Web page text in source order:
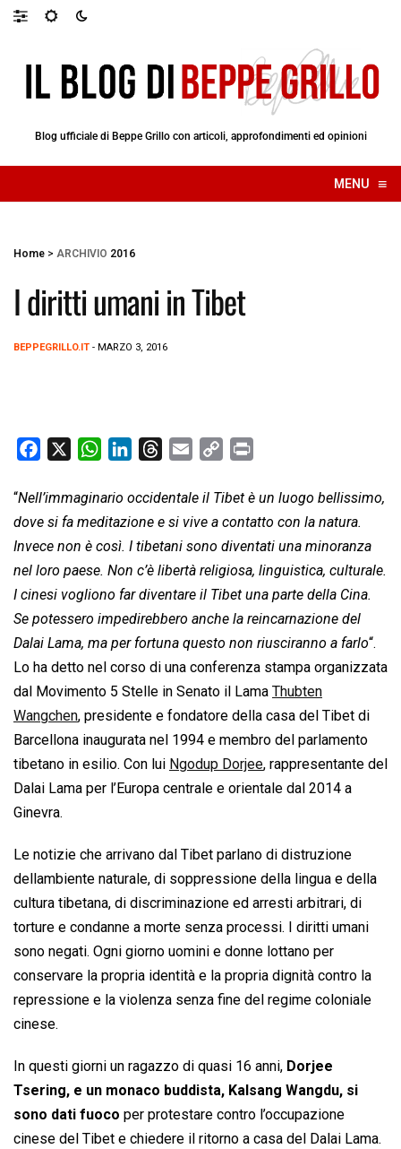
Blog ufficiale di Beppe Grillo con articoli, approfondimenti ed opinioni
MENU ≡
☰
Home > ARCHIVIO 2016
I diritti umani in Tibet
BEPPEGRILLO.IT - MARZO 3, 2016
c
e
b
o
o
k
W
a
t
s
A
p
p
n
k
e
d
I
n
r
e
a
d
s
a
i
l
p
y
L
i
n
k
i
n
t
“Nell’immaginario occidentale il Tibet è un luogo bellissimo,
dove si fa meditazione e si vive a contatto con la natura.
Invece non è così. I tibetani sono diventati una minoranza
nel loro paese. Non c’è libertà religiosa, linguistica, culturale.
I cinesi vogliono far diventare il Tibet una parte della Cina.
Se potessero impedirebbero anche la reincarnazione del
Dalai Lama, ma per fortuna questo non riusciranno a farlo“.
Lo ha detto nel corso di una conferenza stampa organizzata
dal Movimento 5 Stelle in Senato il Lama Thubten
Wangchen, presidente e fondatore della casa del Tibet di
Barcellona inaugurata nel 1994 e membro del parlamento
tibetano in esilio. Con lui Ngodup Dorjee, rappresentante del
Dalai Lama per l’Europa centrale e orientale dal 2014 a
Ginevra.
Le notizie che arrivano dal Tibet parlano di distruzione
dellambiente naturale, di soppressione della lingua e della
cultura tibetana, di discriminazione ed arresti arbitrari, di
torture e condanne a morte senza processi. I diritti umani
sono negati. Ogni giorno uomini e donne lottano per
conservare la propria identità e la propria dignità contro la
repressione e la violenza senza fine del regime coloniale
cinese.
In questi giorni un ragazzo di quasi 16 anni, Dorjee
Tsering, e un monaco buddista, Kalsang Wangdu, si
sono dati fuoco per protestare contro l’occupazione
cinese del Tibet e chiedere il ritorno a casa del Dalai Lama.